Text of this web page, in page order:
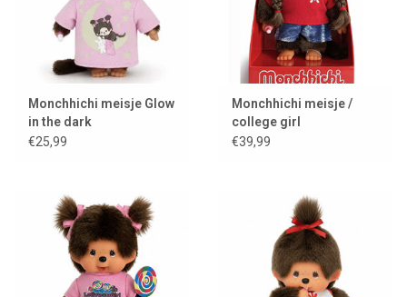
Monchhichi meisje Glow
in the dark
€25,99
Monchhichi meisje /
college girl
€39,99